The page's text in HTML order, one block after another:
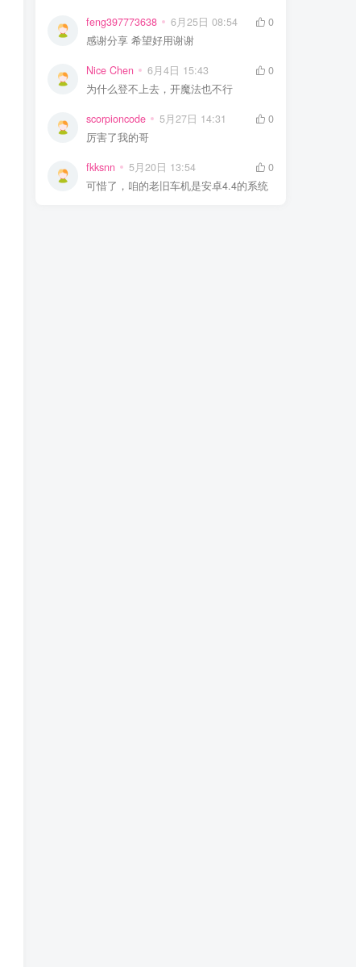
feng397773638 6月25日 08:54
0
感谢分享 希望好用谢谢
Nice Chen 6月4日 15:43
0
为什么登不上去，开魔法也不行
scorpioncode 5月27日 14:31
0
厉害了我的哥
fkksnn 5月20日 13:54
0
可惜了，咱的老旧车机是安卓4.4的系统